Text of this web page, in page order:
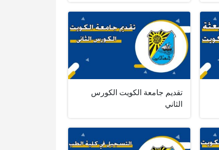
تقديم جامعة الكويت الكورس
الثاني